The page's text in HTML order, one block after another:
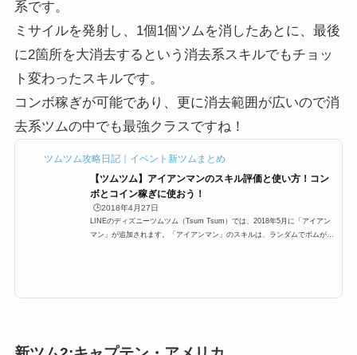
系です。
ミサイルを発射し、1個1個ツムを消したあとに、最後
に2箇所を大消去するという消去系スキルでもチョッ
ト変わったスキルです。
コンボ稼ぎが可能であり、更に消去範囲が広いので消
去系ツムの中でも最強クラスですね！
ツムツム攻略日記｜イベント新ツムまとめ
【ツムツム】アイアンマンのスキル評価と使い方！コン
ボとコイン稼ぎに使おう！
🕒️2018年4月27日
LINEのディズニーツムツム（Tsum Tsum）では、2018年5月に「アイアン
マン」が追加されます。「アイアンマン」のスキルは、ランダムでボムが発